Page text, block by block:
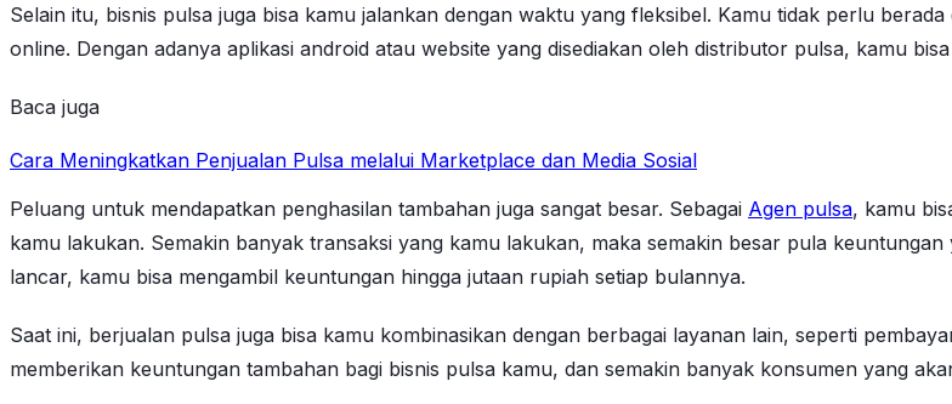
Selain itu, bisnis pulsa juga bisa kamu jalankan dengan waktu yang fleksibel. Kamu tidak perlu
online. Dengan adanya aplikasi android atau website yang disediakan oleh distributor pulsa, kamu
Baca juga
Cara Meningkatkan Penjualan Pulsa melalui Marketplace dan Media Sosial
Peluang untuk mendapatkan penghasilan tambahan juga sangat besar. Sebagai Agen pulsa, kamu
kamu lakukan. Semakin banyak transaksi yang kamu lakukan, maka semakin besar pula
lancar, kamu bisa mengambil keuntungan hingga jutaan rupiah setiap bulannya.
Saat ini, berjualan pulsa juga bisa kamu kombinasikan dengan berbagai layanan lain, seperti
memberikan keuntungan tambahan bagi bisnis pulsa kamu, dan semakin banyak konsumen yang